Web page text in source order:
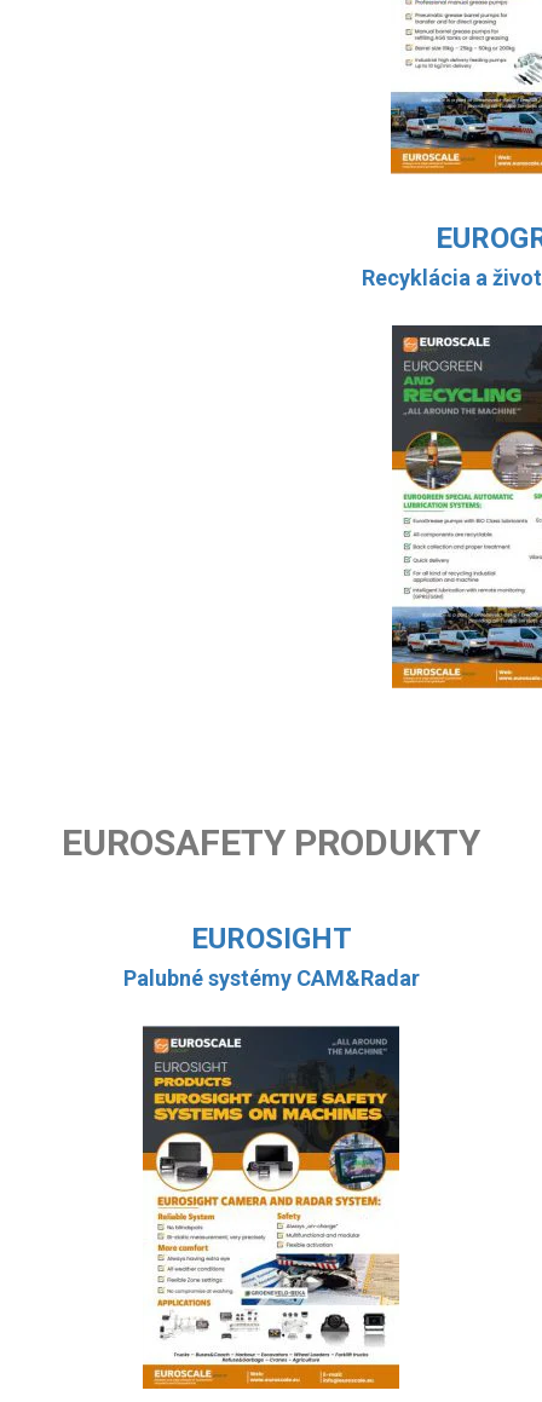
Recyklácia a
EUROSAFETY PRODUKTY
EUROSIGHT
Palubné systémy CAM&Radar